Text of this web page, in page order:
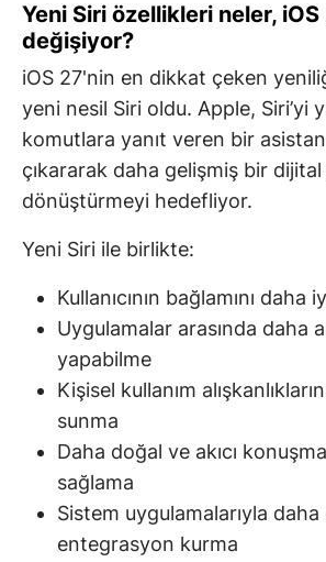
Yeni Siri özellikleri neler,
değişiyor?
iOS 27'nin en dikkat çeken
yeni nesil Siri oldu. Apple, Siri’yi
komutlara yanıt veren bir
çıkararak daha gelişmiş bir dijital
dönüştürmeyi hedefliyor.
Yeni Siri ile birlikte:
Kullanıcının bağlamını daha
Uygulamalar arasında daha
yapabilme
Kişisel kullanım
sunma
Daha doğal ve akıcı
sağlama
Sistem uygulamalarıyla daha
entegrasyon kurma